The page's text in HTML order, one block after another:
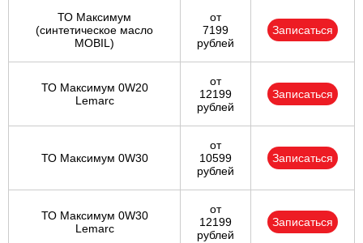
ТО Максимум
(cинтетическое масло
MOBIL)
от
7199
рублей
Записаться
ТО Максимум 0W20
Lemarc
от
12199
рублей
Записаться
ТО Максимум 0W30
от
10599
рублей
Записаться
ТО Максимум 0W30
Lemarc
от
12199
рублей
Записаться